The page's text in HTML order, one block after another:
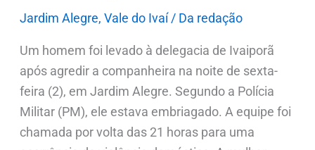
Jardim Alegre, Vale do Ivaí/ Da redação
Um homem foi levado à delegacia de Ivaiporã
após agredir a companheira na noite de sexta-
feira (2), em Jardim Alegre. Segundo a Polícia
Militar (PM), ele estava embriagado. A equipe foi
chamada por volta das 21 horas para uma